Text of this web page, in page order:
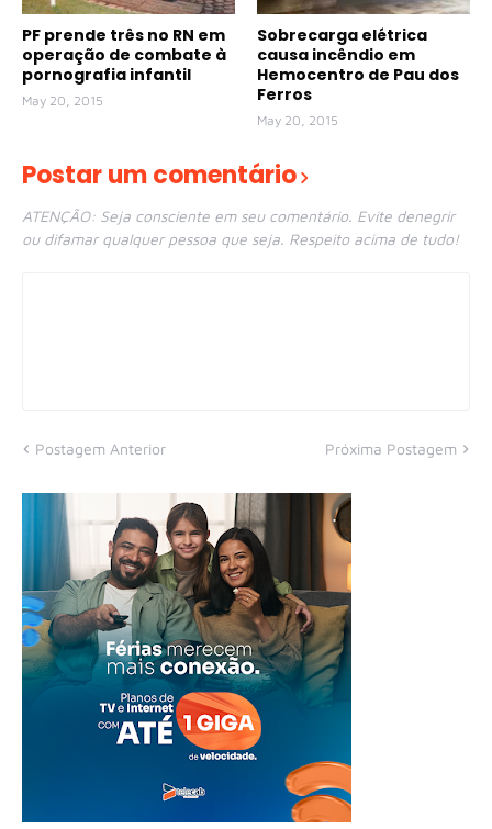
PF prende três no RN em
operação de combate à
pornografia infantil
May 20, 2015
Sobrecarga elétrica
causa incêndio em
Hemocentro de Pau dos
Ferros
May 20, 2015
Postar um comentário
ATENÇÃO: Seja consciente em seu comentário. Evite denegrir
ou difamar qualquer pessoa que seja. Respeito acima de tudo!
Postagem Anterior Próxima Postagem